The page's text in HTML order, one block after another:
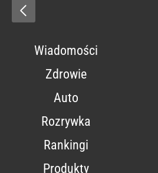
Wiadomości
Zdrowie
Auto
Rozrywka
Rankingi
Produkty